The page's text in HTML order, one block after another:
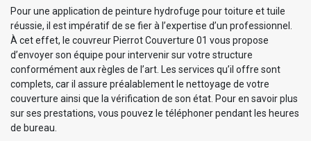
Pour une application de peinture hydrofuge pour toiture et tuile
réussie, il est impératif de se fier à l’expertise d’un professionnel.
À cet effet, le couvreur Pierrot Couverture 01 vous propose
d’envoyer son équipe pour intervenir sur votre structure
conformément aux règles de l’art. Les services qu’il offre sont
complets, car il assure préalablement le nettoyage de votre
couverture ainsi que la vérification de son état. Pour en savoir plus
sur ses prestations, vous pouvez le téléphoner pendant les heures
de bureau.